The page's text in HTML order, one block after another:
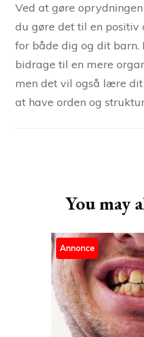
Ved at gøre
du gøre det til en positiv
for både dig og dit barn.
bidrage til en mere
men det vil også lære
at have orden og
You may
Annonce